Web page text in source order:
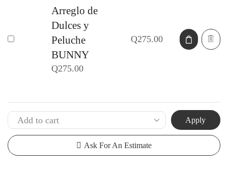
Arreglo de
Dulces y
Peluche
BUNNY
Q275.00
Q275.00
Apply
Ask For An Estimate